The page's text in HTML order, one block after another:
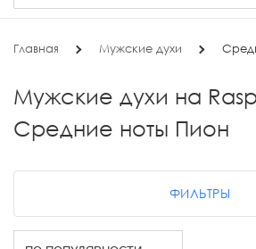
Главная Мужские духи
Мужские духи на
Средние ноты Пион
ФИЛЬТРЫ